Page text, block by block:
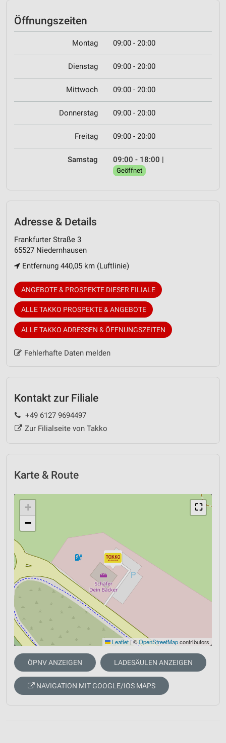
Öffnungszeiten
Montag 09:00 - 20:00
Dienstag 09:00 - 20:00
Mittwoch 09:00 - 20:00
Donnerstag 09:00 - 20:00
Freitag 09:00 - 20:00
Samstag 09:00 - 18:00 |
Geöffnet
Adresse & Details
Frankfurter Straße 3
65527 Niedernhausen
Entfernung 440,05 km (Luftlinie)
ANGEBOTE & PROSPEKTE DIESER FILIALE
ALLE TAKKO PROSPEKTE & ANGEBOTE
ALLE TAKKO ADRESSEN & ÖFFNUNGSZEITEN
Fehlerhafte Daten melden
Kontakt zur Filiale
+49 6127 9694497
Zur Filialseite von Takko
Karte & Route
⛶
+
−
Leaflet |©OpenStreetMapcontributors
ÖPNV ANZEIGEN LADESÄULEN ANZEIGEN
NAVIGATION MIT GOOGLE/IOS MAPS